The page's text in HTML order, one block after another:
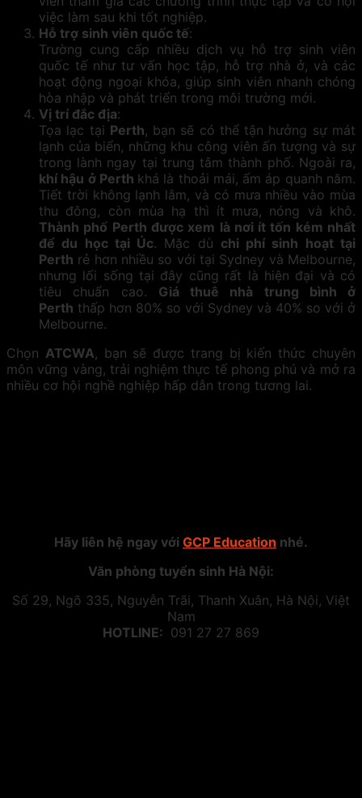
việc làm sau khi tốt nghiệp.
Hỗ trợ sinh viên quốc tế:
Trường cung cấp nhiều dịch vụ hỗ trợ sinh viên
quốc tế như tư vấn học tập, hỗ trợ nhà ở, và các
hoạt động ngoại khóa, giúp sinh viên nhanh chóng
hòa nhập và phát triển trong môi trường mới.
Vị trí đắc địa:
Tọa lạc tại Perth, bạn sẽ có thể tận hưởng sự mát
lạnh của biển, những khu công viên ấn tượng và sự
trong lành ngay tại trung tâm thành phố. Ngoài ra,
khí hậu ở Perth khá là thoải mái, ấm áp quanh năm.
Tiết trời không lạnh lắm, và có mưa nhiều vào mùa
thu đông, còn mùa hạ thì ít mưa, nóng và khô.
Thành phố Perth được xem là nơi ít tốn kém nhất
để du học tại Úc. Mặc dù chi phí sinh hoạt tại
Perth rẻ hơn nhiều so với tại Sydney và Melbourne,
nhưng lối sống tại đây cũng rất là hiện đại và có
tiêu chuẩn cao. Giá thuê nhà trung bình ở
Perth thấp hơn 80% so với Sydney và 40% so với ở
Melbourne.
Chọn ATCWA, bạn sẽ được trang bị kiến thức chuyên
môn vững vàng, trải nghiệm thực tế phong phú và mở ra
nhiều cơ hội nghề nghiệp hấp dẫn trong tương lai.
Hãy liên hệ ngay với GCP Education nhé.
Văn phòng tuyển sinh Hà Nội:
Số 29, Ngõ 335, Nguyễn Trãi, Thanh Xuân, Hà Nội, Việt
Nam
HOTLINE: 091 27 27 869